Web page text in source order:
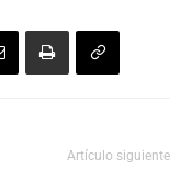
Artículo siguiente